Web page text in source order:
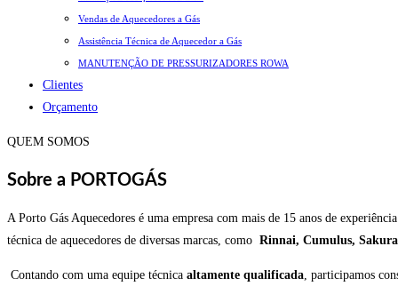
Vendas de Aquecedores a Gás
Assistência Técnica de Aquecedor a Gás
MANUTENÇÃO DE PRESSURIZADORES ROWA
Clientes
Orçamento
QUEM SOMOS
Sobre a PORTOGÁS
A Porto Gás Aquecedores é uma empresa com mais de 15 anos de
técnica de aquecedores de diversas marcas, como Rinnai, Cumulus,
Contando com uma equipe técnica altamente qualificada, participamos